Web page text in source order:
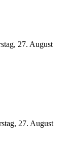
27. August
27. August